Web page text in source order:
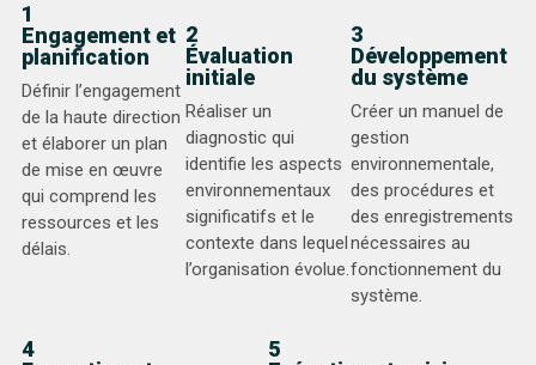
1
Engagement et
planification
Définir l’engagement
de la haute direction
et élaborer un plan
de mise en œuvre
qui comprend les
ressources et les
délais.
2
Évaluation
initiale
Réaliser un
diagnostic qui
identifie les aspects
environnementaux
significatifs et le
contexte dans lequel
l’organisation évolue.
3
Développement
du système
Créer un manuel de
gestion
environnementale,
des procédures et
des enregistrements
nécessaires au
fonctionnement du
système.
4
5